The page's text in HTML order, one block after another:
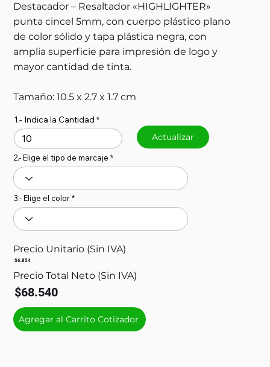
Destacador – Resaltador «HIGHLIGHTER»
punta cincel 5mm, con cuerpo plástico plano
de color sólido y tapa plástica negra, con
amplia superficie para impresión de logo y
mayor cantidad de tinta.
Tamaño: 10.5 x 2.7 x 1.7 cm
1.- Indica la Cantidad
Actualizar
2.- Elige el tipo de marcaje
3.- Elige el color
Precio Unitario (Sin IVA)
$6.854
Precio Total Neto (Sin IVA)
$68.540
Agregar al Carrito Cotizador